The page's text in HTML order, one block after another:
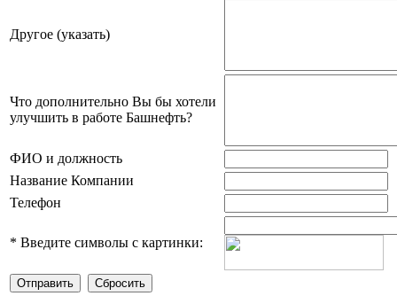
Другое (указать)
Что дополнительно Вы бы хотели
улучшить в работе Башнефть?
ФИО и должность
Название Компании
Телефон
* Введите символы с картинки: